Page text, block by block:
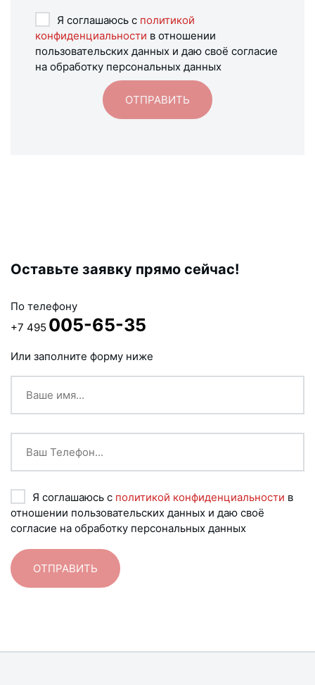
Я соглашаюсь с политикой
конфиденциальности в отношении
пользовательских данных и даю своё согласие
на обработку персональных данных
Оставьте заявку прямо сейчас!
По телефону
+7 495 005-65-35
Или заполните форму ниже
Я соглашаюсь с политикой конфиденциальности в
отношении пользовательских данных и даю своё
согласие на обработку персональных данных